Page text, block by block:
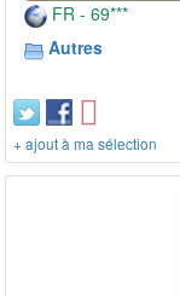
FR - 69***
Autres
+ ajout à ma sélection